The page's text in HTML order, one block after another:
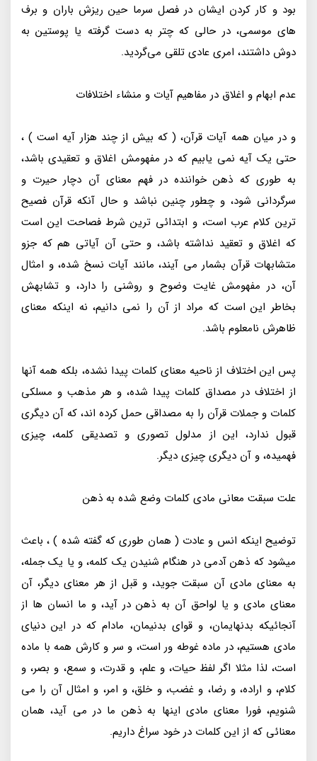
بود و کار کردن ایشان در فصل سرما حین ریزش باران و برف
های موسمی، در حالی که چتر به دست گرفته یا پوستین به
دوش داشتند، امری عادی تلقی می‌گردید.
عدم ابهام و اغلاق در مفاهیم آیات و منشاء اختلافات
و در میان همه آیات قرآن، ( که بیش از چند هزار آیه است ) ،
حتی یک آیه نمی یابیم که در مفهومش اغلاق و تعقیدی باشد،
به طوری که ذهن خواننده در فهم معنای آن دچار حیرت و
سرگردانی شود، و چطور چنین نباشد و حال آنکه قرآن فصیح
ترین کلام عرب است، و ابتدائی ترین شرط فصاحت این است
که اغلاق و تعقید نداشته باشد، و حتی آن آیاتی هم که جزو
متشابهات قرآن بشمار می آیند، مانند آیات نسخ شده، و امثال
آن، در مفهومش غایت وضوح و روشنی را دارد، و تشابهش
بخاطر این است که مراد از آن را نمی دانیم، نه اینکه معنای
ظاهرش نامعلوم باشد.
پس این اختلاف از ناحیه معنای کلمات پیدا نشده، بلکه همه آنها
از اختلاف در مصداق کلمات پیدا شده، و هر مذهب و مسلکی
کلمات و جملات قرآن را به مصداقی حمل کرده اند، که آن دیگری
قبول ندارد، این از مدلول تصوری و تصدیقی کلمه، چیزی
فهمیده، و آن دیگری چیزی دیگر.
علت سبقت معانی مادی کلمات وضع شده به ذهن
توضیح اینکه انس و عادت ( همان طوری که گفته شده ) ، باعث
میشود که ذهن آدمی در هنگام شنیدن یک کلمه، و یا یک جمله،
به معنای مادی آن سبقت جوید، و قبل از هر معنای دیگر، آن
معنای مادی و یا لواحق آن به ذهن در آید، و ما انسان ها از
آنجائیکه بدنهایمان، و قوای بدنیمان، مادام که در این دنیای
مادی هستیم، در ماده غوطه ور است، و سر و کارش همه با ماده
است، لذا مثلا اگر لفظ حیات، و علم، و قدرت، و سمع، و بصر، و
کلام، و اراده، و رضا، و غضب، و خلق، و امر، و امثال آن را می
شنویم، فورا معنای مادی اینها به ذهن ما در می آید، همان
معنائی که از این کلمات در خود سراغ داریم.